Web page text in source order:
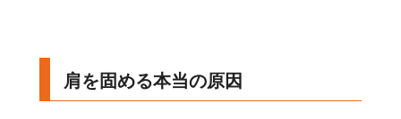
肩を固める本当の原因